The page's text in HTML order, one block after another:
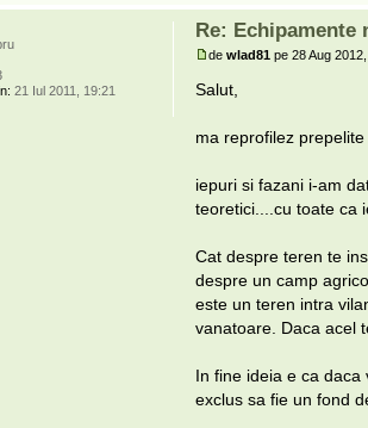
Re: Echipamente
de wlad81pe 28 Aug
Salut,
ma reprofilez
iepuri si fazani i-am
teoretici....cu toate ca
Cat despre teren te
despre un camp
este un teren intra
vanatoare. Daca acel
In fine ideia e ca
exclus sa fie un fond
21 Iul 2011, 19:21